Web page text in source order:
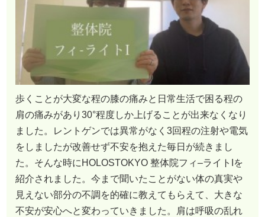
歩くことが大変な程の膝の痛みと日常生活で困る程の
肩の痛みがあり30°程度しか上げることが出来なくなり
ました。レントゲンでは異常がなく3回程の注射や電気
をしましたが改善せず不安を抱えた毎日が続きまし
た。そんな時にHOLOSTOKYO 整体院フィ–ライトIを
紹介されました。今まで聞いたことがない体の真実や
見えない部分の不調を的確に教えてもらえて、大きな
不安が安心へと変わっていきました。肩は呼吸の乱れ